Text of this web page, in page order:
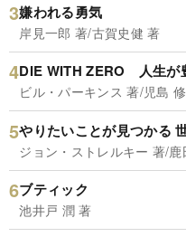
嫌われる勇気
岸見一郎 著/古賀史健 著
DIE WITH ZERO 人生が
ビル・パーキンス 著/児島
やりたいことが見つかる
ジョン・ストレルキー 著/鹿
ブティック
池井戸 潤 著